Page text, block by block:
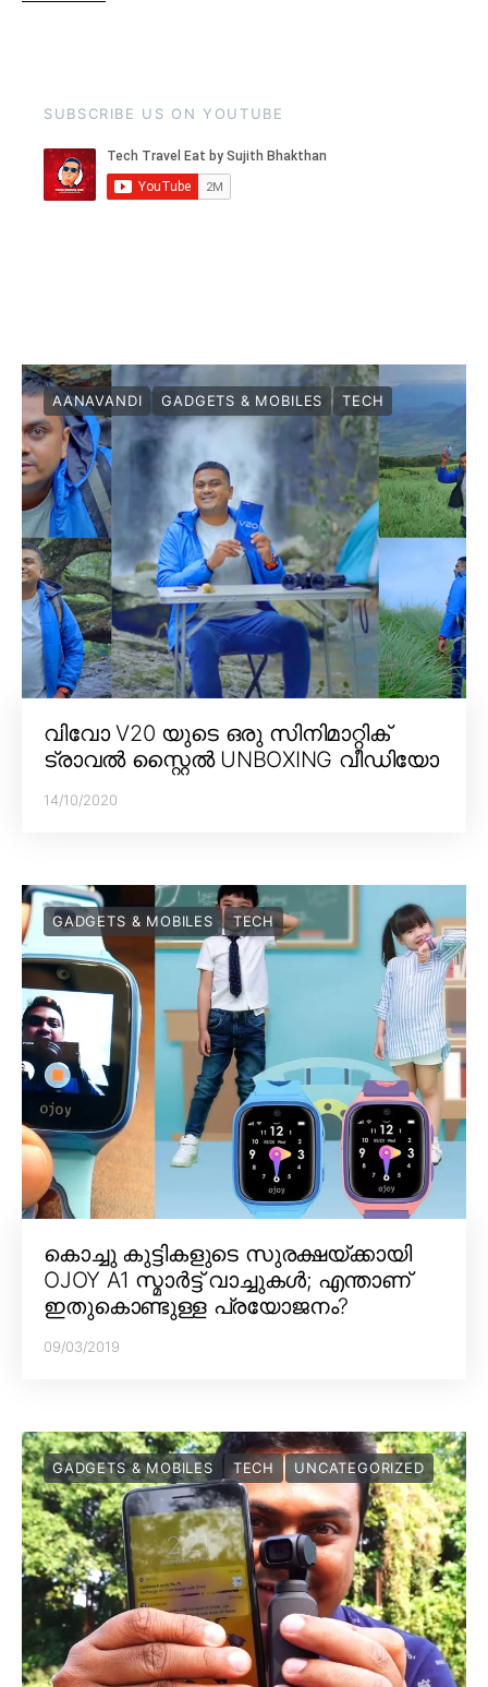
SUBSCRIBE US ON YOUTUBE
AANAVANDI GADGETS & MOBILES TECH
വിവോ V20 യുടെ ഒരു സിനിമാറ്റിക്
ട്രാവൽ സ്റ്റൈൽ UNBOXING വീഡിയോ
14/10/2020
GADGETS & MOBILES TECH
കൊച്ചു കുട്ടികളുടെ സുരക്ഷയ്ക്കായി
OJOY A1 സ്മാർട്ട് വാച്ചുകൾ; എന്താണ്
ഇതുകൊണ്ടുള്ള പ്രയോജനം?
09/03/2019
GADGETS & MOBILES TECH UNCATEGORIZED